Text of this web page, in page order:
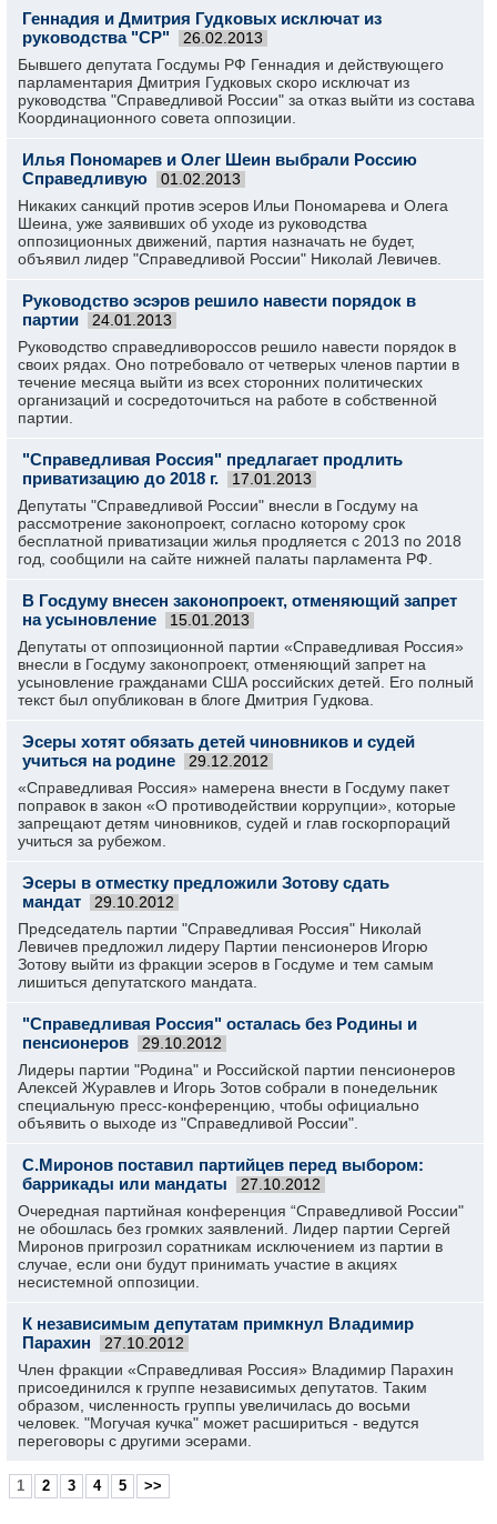
Геннадия и Дмитрия Гудковых исключат из
руководства "СР"
26.02.2013
Бывшего депутата Госдумы РФ Геннадия и действующего
парламентария Дмитрия Гудковых скоро исключат из
руководства "Справедливой России" за отказ выйти из состава
Координационного совета оппозиции.
Илья Пономарев и Олег Шеин выбрали Россию
Справедливую
01.02.2013
Никаких санкций против эсеров Ильи Пономарева и Олега
Шеина, уже заявивших об уходе из руководства
оппозиционных движений, партия назначать не будет,
объявил лидер "Справедливой России" Николай Левичев.
Руководство эсэров решило навести порядок в
партии
24.01.2013
Руководство справедливороссов решило навести порядок в
своих рядах. Оно потребовало от четверых членов партии в
течение месяца выйти из всех сторонних политических
организаций и сосредоточиться на работе в собственной
партии.
"Справедливая Россия" предлагает продлить
приватизацию до 2018 г.
17.01.2013
Депутаты "Справедливой России" внесли в Госдуму на
рассмотрение законопроект, согласно которому срок
бесплатной приватизации жилья продляется с 2013 по 2018
год, сообщили на сайте нижней палаты парламента РФ.
В Госдуму внесен законопроект, отменяющий запрет
на усыновление
15.01.2013
Депутаты от оппозиционной партии «Справедливая Россия»
внесли в Госдуму законопроект, отменяющий запрет на
усыновление гражданами США российских детей. Его полный
текст был опубликован в блоге Дмитрия Гудкова.
Эсеры хотят обязать детей чиновников и судей
учиться на родине
29.12.2012
«Справедливая Россия» намерена внести в Госдуму пакет
поправок в закон «О противодействии коррупции», которые
запрещают детям чиновников, судей и глав госкорпораций
учиться за рубежом.
Эсеры в отместку предложили Зотову сдать
мандат
29.10.2012
Председатель партии "Справедливая Россия" Николай
Левичев предложил лидеру Партии пенсионеров Игорю
Зотову выйти из фракции эсеров в Госдуме и тем самым
лишиться депутатского мандата.
"Справедливая Россия" осталась без Родины и
пенсионеров
29.10.2012
Лидеры партии "Родина" и Российской партии пенсионеров
Алексей Журавлев и Игорь Зотов собрали в понедельник
специальную пресс-конференцию, чтобы официально
объявить о выходе из "Справедливой России".
С.Миронов поставил партийцев перед выбором:
баррикады или мандаты
27.10.2012
Очередная партийная конференция “Справедливой России"
не обошлась без громких заявлений. Лидер партии Сергей
Миронов пригрозил соратникам исключением из партии в
случае, если они будут принимать участие в акциях
несистемной оппозиции.
К независимым депутатам примкнул Владимир
Парахин
27.10.2012
Член фракции «Справедливая Россия» Владимир Парахин
присоединился к группе независимых депутатов. Таким
образом, численность группы увеличилась до восьми
человек. "Могучая кучка" может расшириться - ведутся
переговоры с другими эсерами.
1 2 3 4 5 >>